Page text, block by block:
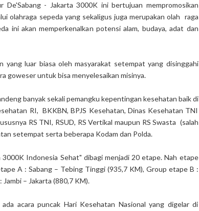
De'Sabang - Jakarta 3000K ini bertujuan mempromosikan
olahraga sepeda yang sekaligus juga merupakan olah raga
ini akan memperkenalkan potensi alam, budaya, adat dan
yang luar biasa oleh masyarakat setempat yang disinggahi
goweser untuk bisa menyelesaikan misinya.
banyak sekali pemangku kepentingan kesehatan baik di
RI, BKKBN, BPJS Kesehatan, Dinas Kesehatan TNI
RS TNI, RSUD, RS Vertikal maupun RS Swasta (salah
setempat serta beberapa Kodam dan Polda.
Indonesia Sehat" dibagi menjadi 20 etape. Nah etape
A : Sabang – Tebing Tinggi (935,7 KM), Group etape B :
– Jakarta (880,7 KM).
acara puncak Hari Kesehatan Nasional yang digelar di